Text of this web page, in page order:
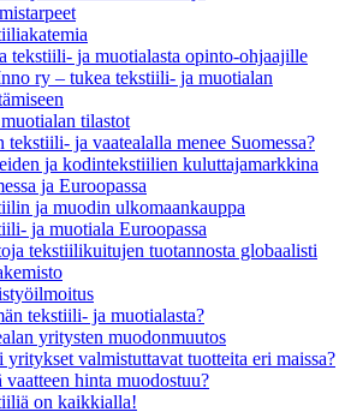
tekstiili- ja muotialasta opinto-ohjaajille
ry – tukea tekstiili- ja muotialan
tilastot
tekstiili- ja vaatealalla menee Suomessa?
ja kodintekstiilien kuluttajamarkkina
ja Euroopassa
ja muodin ulkomaankauppa
ja muotiala Euroopassa
tekstiilikuitujen tuotannosta globaalisti
tekstiili- ja muotialasta?
yritysten muodonmuutos
yritykset valmistuttavat tuotteita eri maissa?
vaatteen hinta muodostuu?
on kaikkialla!